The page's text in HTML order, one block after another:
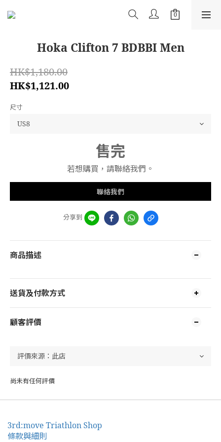
Hoka Clifton 7 BDBBI Men
HK$1,180.00
HK$1,121.00
尺寸
售完
若想購買，請聯絡我們。
聯絡我們
分享到
商品描述
送貨及付款方式
顧客評價
尚未有任何評價
3rd:move Triathlon Shop
條款與細則